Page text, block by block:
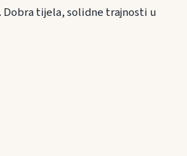
tijela, solidne trajnosti u